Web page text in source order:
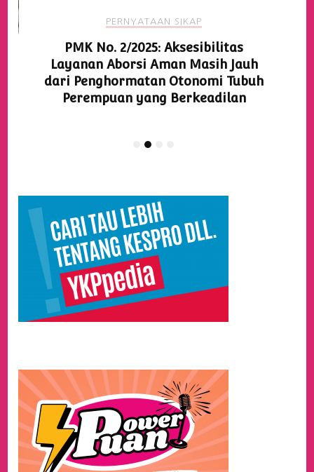
PERNYATAAN SIKAP
PMK No. 2/2025: Aksesibilitas
Layanan Aborsi Aman Masih Jauh
dari Penghormatan Otonomi Tubuh
Perempuan yang Berkeadilan